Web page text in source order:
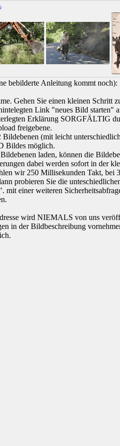
.
bebilderte Anleitung kommt noch):
Gehen Sie einen kleinen Schritt
Link "neues Bild starten"
Erklärung SORGFÄLTIG
freigebene.
Bildebenen (mit leicht
Bildes möglich.
laden, können die
dabei werden sofort in der
wir 250 Millisekunden Takt, bei
probieren Sie die
mit einer weiteren
wird NIEMALS von uns
in der Bildbeschreibung